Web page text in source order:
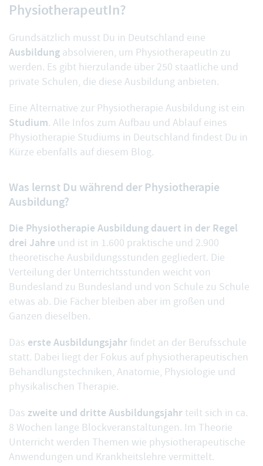
PhysiotherapeutIn?
Grundsätzlich musst Du in Deutschland eine
Ausbildung absolvieren, um PhysiotherapeutIn zu
werden. Es gibt hierzulande über 250 staatliche und
private Schulen, die diese Ausbildung anbieten.
Eine Alternative zur Physiotherapie Ausbildung ist ein
Studium. Alle Infos zum Aufbau und Ablauf eines
Physiotherapie Studiums in Deutschland findest Du in
Kürze ebenfalls auf diesem Blog.
Was lernst Du während der Physiotherapie
Ausbildung?
Die Physiotherapie Ausbildung dauert in der Regel
drei Jahre und ist in 1.600 praktische und 2.900
theoretische Ausbildungsstunden gegliedert. Die
Verteilung der Unterrichtsstunden weicht von
Bundesland zu Bundesland und von Schule zu Schule
etwas ab. Die Fächer bleiben aber im großen und
Ganzen dieselben.
Das erste Ausbildungsjahr findet an der Berufsschule
statt. Dabei liegt der Fokus auf physiotherapeutischen
Behandlungstechniken, Anatomie, Physiologie und
physikalischen Therapie.
Das zweite und dritte Ausbildungsjahr teilt sich in ca.
8 Wochen lange Blockveranstaltungen. Im Theorie
Unterricht werden Themen wie physiotherapeutische
Anwendungen und Krankheitslehre vermittelt.